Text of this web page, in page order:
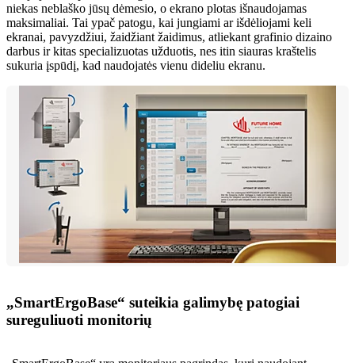
niekas neblaško jūsų dėmesio, o ekrano plotas išnaudojamas
maksimaliai. Tai ypač patogu, kai jungiami ar išdėliojami keli
ekranai, pavyzdžiui, žaidžiant žaidimus, atliekant grafinio dizaino
darbus ir kitas specializuotas užduotis, nes itin siauras kraštelis
sukuria įspūdį, kad naudojatės vienu dideliu ekranu.
„SmartErgoBase“ suteikia galimybę patogiai
sureguliuoti monitorių